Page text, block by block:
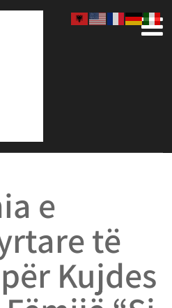
e
të
Kujdes